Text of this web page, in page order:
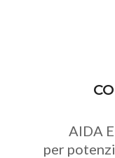
AIDA
per